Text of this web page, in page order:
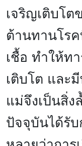
เจริญเติบโต
ต้านทานโร
เชื้อ ทำให้ท
เติบโต แล
แม่จึงเป็นสิ่ง
ปัจจุบันได้รั